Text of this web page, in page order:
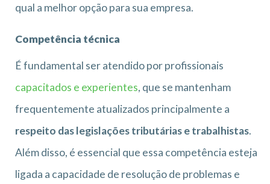
qual a melhor opção para sua empresa.
Competência técnica
É fundamental ser atendido por profissionais
capacitados e experientes, que se mantenham
frequentemente atualizados principalmente a
respeito das legislações tributárias e trabalhistas.
Além disso, é essencial que essa competência esteja
ligada a capacidade de resolução de problemas e